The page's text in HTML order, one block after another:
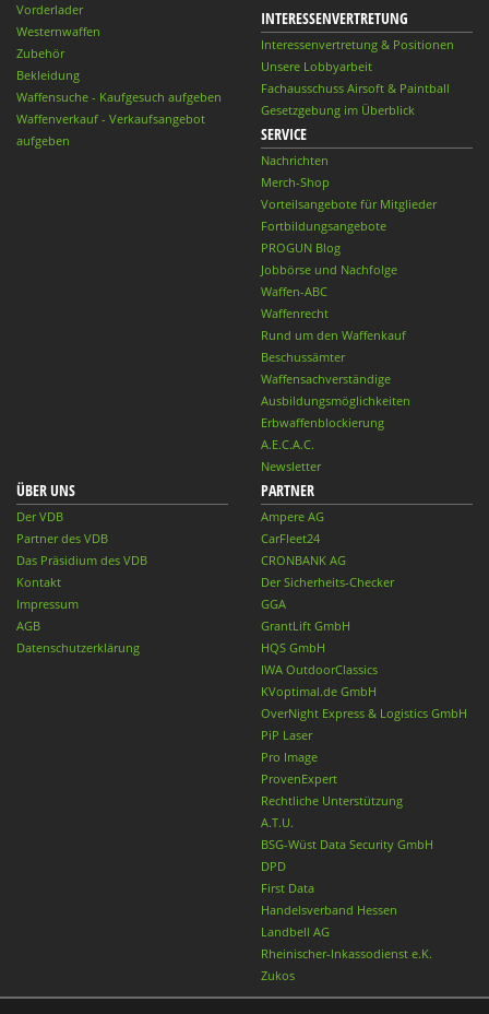
Vorderlader
Westernwaffen
Zubehör
Bekleidung
Waffensuche - Kaufgesuch aufgeben
Waffenverkauf - Verkaufsangebot
aufgeben
INTERESSENVERTRETUNG
Interessenvertretung & Positionen
Unsere Lobbyarbeit
Fachausschuss Airsoft & Paintball
Gesetzgebung im Überblick
SERVICE
Nachrichten
Merch-Shop
Vorteilsangebote für Mitglieder
Fortbildungsangebote
PROGUN Blog
Jobbörse und Nachfolge
Waffen-ABC
Waffenrecht
Rund um den Waffenkauf
Beschussämter
Waffensachverständige
Ausbildungsmöglichkeiten
Erbwaffenblockierung
A.E.C.A.C.
Newsletter
ÜBER UNS
Der VDB
Partner des VDB
Das Präsidium des VDB
Kontakt
Impressum
AGB
Datenschutzerklärung
PARTNER
Ampere AG
CarFleet24
CRONBANK AG
Der Sicherheits-Checker
GGA
GrantLift GmbH
HQS GmbH
IWA OutdoorClassics
KVoptimal.de GmbH
OverNight Express & Logistics GmbH
PiP Laser
Pro Image
ProvenExpert
Rechtliche Unterstützung
A.T.U.
BSG-Wüst Data Security GmbH
DPD
First Data
Handelsverband Hessen
Landbell AG
Rheinischer-Inkassodienst e.K.
Zukos